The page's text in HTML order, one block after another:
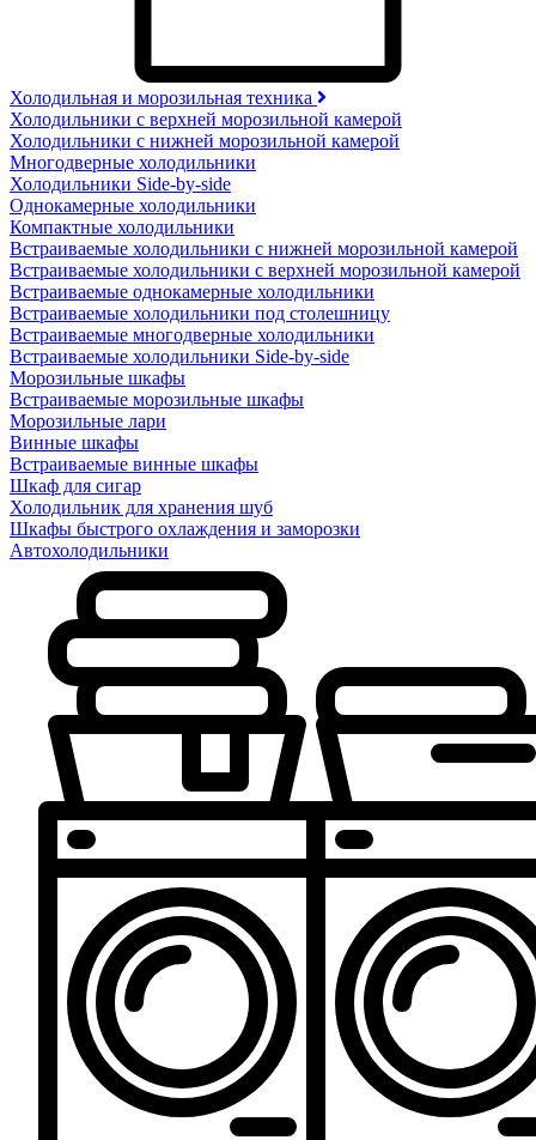
Холодильная и морозильная техника
Холодильники с верхней морозильной камерой
Холодильники с нижней морозильной камерой
Многодверные холодильники
Холодильники Side-by-side
Однокамерные холодильники
Компактные холодильники
Встраиваемые холодильники с нижней морозильной камерой
Встраиваемые холодильники с верхней морозильной камерой
Встраиваемые однокамерные холодильники
Встраиваемые холодильники под столешницу
Встраиваемые многодверные холодильники
Встраиваемые холодильники Side-by-side
Морозильные шкафы
Встраиваемые морозильные шкафы
Морозильные лари
Винные шкафы
Встраиваемые винные шкафы
Шкаф для сигар
Холодильник для хранения шуб
Шкафы быстрого охлаждения и заморозки
Автохолодильники